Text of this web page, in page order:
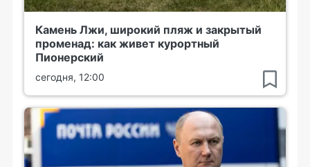
Камень Лжи, широкий пляж и закрытый
променад: как живет курортный
Пионерский
сегодня, 12:00